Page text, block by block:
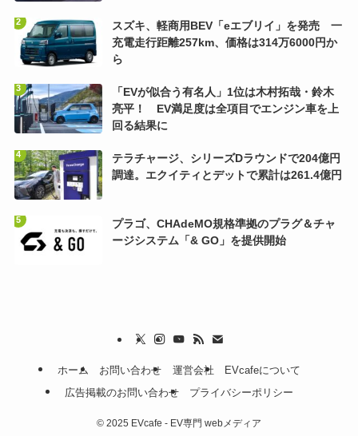
スズキ、軽商用BEV「eエブリイ」を発売 一
充電走行距離257km、価格は314万6000円か
ら
「EVが似合う有名人」1位は木村拓哉・鈴木
亮平！ EV満足度は全項目でエンジン車を上
回る結果に
テラチャージ、シリーズDラウンドで204億円
調達。エクイティとデットで累計は261.4億円
プラゴ、CHAdeMO規格準拠のプラグ＆チャ
ージシステム「& GO」を提供開始
ホーム お問い合わせ 運営会社
EVcafeについて
広告掲載のお問い合わせ
プライバシーポリシー
© 2025 EVcafe - EV専門 webメディア